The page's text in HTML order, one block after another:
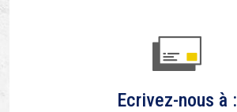
Ecrivez-nous à :